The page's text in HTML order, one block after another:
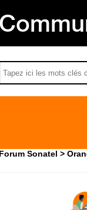
Forum Sonatel